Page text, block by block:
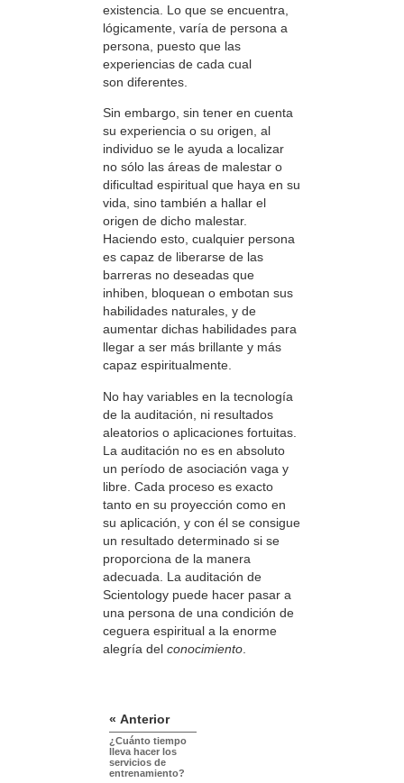
existencia. Lo que se encuentra,
lógicamente, varía de persona a
persona, puesto que las
experiencias de cada cual
son diferentes.
Sin embargo, sin tener en cuenta
su experiencia o su origen, al
individuo se le ayuda a localizar
no sólo las áreas de malestar o
dificultad espiritual que haya en su
vida, sino también a hallar el
origen de dicho malestar.
Haciendo esto, cualquier persona
es capaz de liberarse de las
barreras no deseadas que
inhiben, bloquean o embotan sus
habilidades naturales, y de
aumentar dichas habilidades para
llegar a ser más brillante y más
capaz espiritualmente.
No hay variables en la tecnología
de la auditación, ni resultados
aleatorios o aplicaciones fortuitas.
La auditación no es en absoluto
un período de asociación vaga y
libre. Cada proceso es exacto
tanto en su proyección como en
su aplicación, y con él se consigue
un resultado determinado si se
proporciona de la manera
adecuada. La auditación de
Scientology puede hacer pasar a
una persona de una condición de
ceguera espiritual a la enorme
alegría del conocimiento
« Anterior
¿Cuánto tiempo
lleva hacer los
servicios de
entrenamiento?